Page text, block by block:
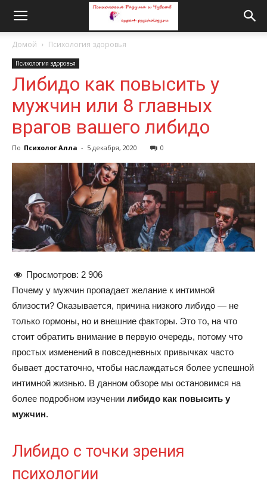
Домой Психология здоровья
Психология здоровья
Либидо как повысить у
мужчин или 8 главных
врагов вашего либидо
По Психолог Алла - 5 декабря, 2020 0
Просмотров: 2 906
Почему у мужчин пропадает желание к интимной
близости? Оказывается, причина низкого либидо — не
только гормоны, но и внешние факторы. Это то, на что
стоит обратить внимание в первую очередь, потому что
простых изменений в повседневных привычках часто
бывает достаточно, чтобы наслаждаться более успешной
интимной жизнью. В данном обзоре мы остановимся на
более подробном изучении либидо как повысить у
мужчин.
Либидо с точки зрения
психологии